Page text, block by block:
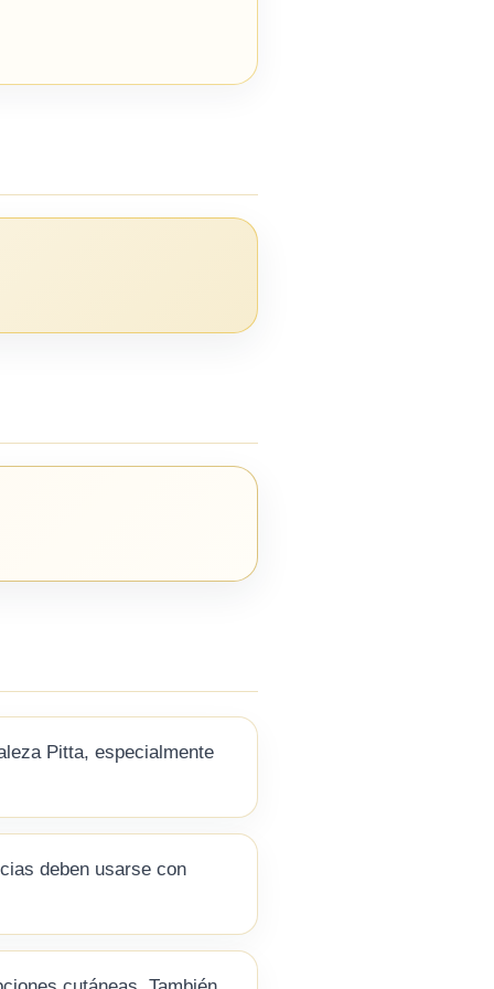
Pitta, especialmente
deben usarse con